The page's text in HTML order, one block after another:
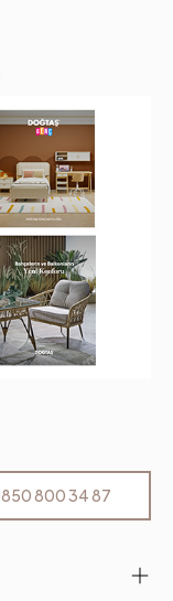
800 34 87